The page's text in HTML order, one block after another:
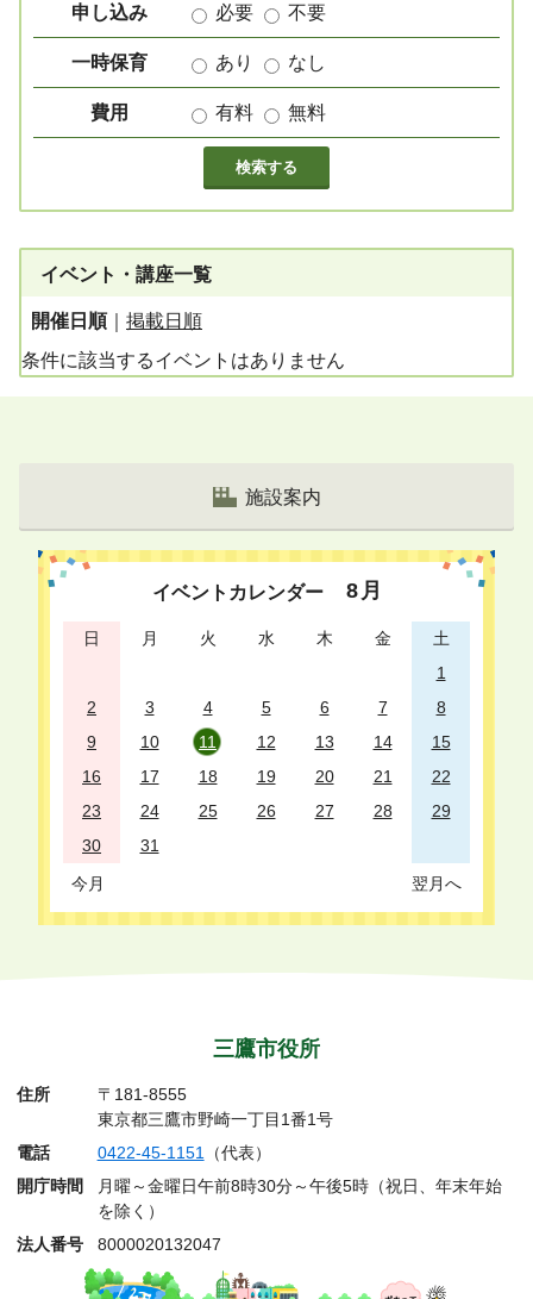
申し込み 必要 不要
一時保育 あり なし
費用 有料 無料
イベント・講座一覧
開催日順｜ 掲載日順
条件に該当するイベントはありません
施設案内
イベントカレンダー 8 月
日 月 火 水 木 金
土
1
2
3 4 5 6 7
8
9
10 11 12 13 14
15
16
17 18 19 20 21
22
23
24 25 26 27 28
29
30
31
今月 翌月へ
三鷹市役所
住所
〒181-8555
東京都三鷹市野崎一丁目1番1号
電話
0422-45-1151（代表）
開庁時間
月曜～金曜日午前8時30分～午後5時（祝日、年末年始
を除く）
法人番号
8000020132047